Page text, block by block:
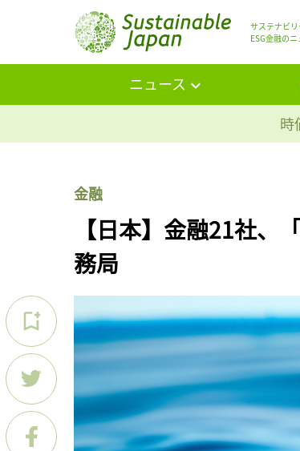
サステナビリ
ESG金融のニ
ニュース
時
金融
【日本】金融21社、
務局